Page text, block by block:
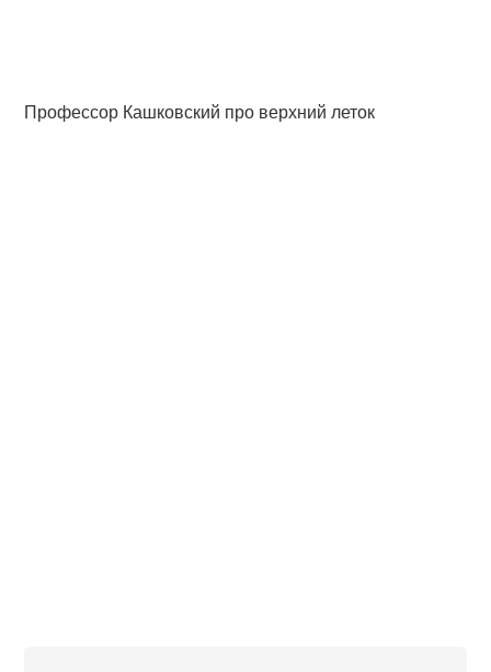
Профессор Кашковский про верхний леток